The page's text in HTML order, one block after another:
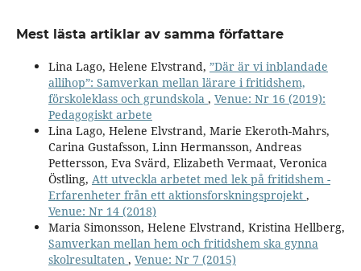
Mest lästa artiklar av samma författare
Lina Lago, Helene Elvstrand, ”Där är vi inblandade
allihop”: Samverkan mellan lärare i fritidshem,
förskoleklass och grundskola , Venue: Nr 16 (2019):
Pedagogiskt arbete
Lina Lago, Helene Elvstrand, Marie Ekeroth-Mahrs,
Carina Gustafsson, Linn Hermansson, Andreas
Pettersson, Eva Svärd, Elizabeth Vermaat, Veronica
Östling, Att utveckla arbetet med lek på fritidshem -
Erfarenheter från ett aktionsforskningsprojekt ,
Venue: Nr 14 (2018)
Maria Simonsson, Helene Elvstrand, Kristina Hellberg,
Samverkan mellan hem och fritidshem ska gynna
skolresultaten , Venue: Nr 7 (2015)